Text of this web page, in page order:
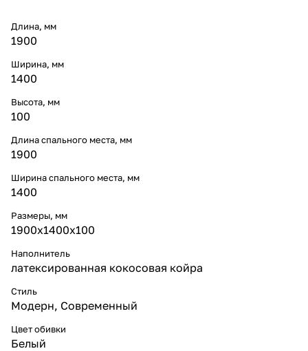
Длина, мм
1900
Ширина, мм
1400
Высота, мм
100
Длина спального места, мм
1900
Ширина спального места, мм
1400
Размеры, мм
1900x1400x100
Наполнитель
латексированная кокосовая койра
Стиль
Модерн, Современный
Цвет обивки
Белый